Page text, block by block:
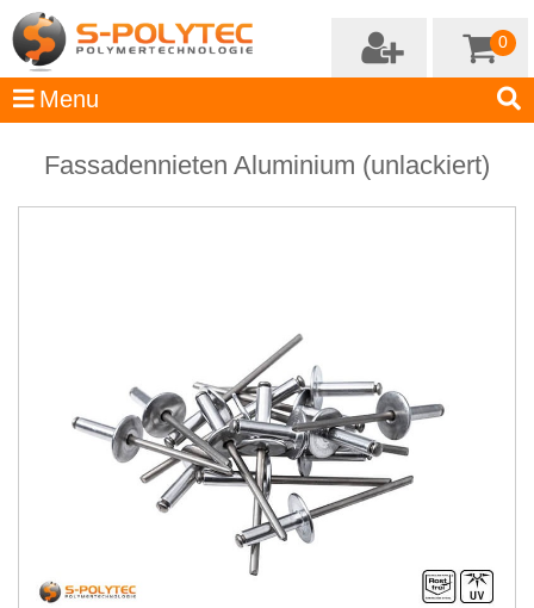
0
Fassadennieten Aluminium (unlackiert)